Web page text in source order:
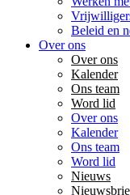
Beleid en
Over ons
Over ons
Kalender
Ons team
Word lid
Over ons
Kalender
Ons team
Word lid
Nieuws